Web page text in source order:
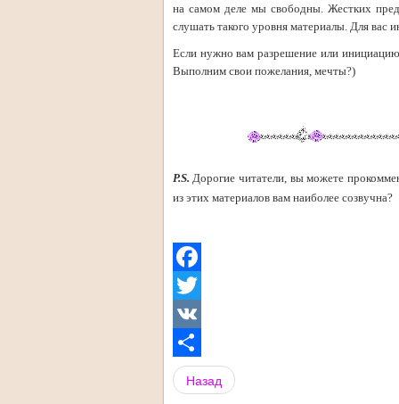
на самом деле мы свободны. Жестких
слушать такого уровня материалы. Для
Если нужно вам разрешение или
Выполним свои пожелания, мечты?)
P.S. Дорогие читатели, вы можете
из этих материалов вам наиболее созвучна?
Facebook
Twitter
VK
Share
Назад